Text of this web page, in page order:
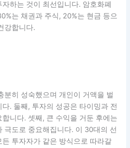
하는 것이 최선입니다. 암호화폐
는 채권과 주식, 20%는 현금 등으
강합니다.
분히 성숙했으며 개인이 거액을 벌
. 둘째, 투자의 성공은 타이밍과 전
니다. 셋째, 큰 수익을 거둔 후에는
극도로 중요해집니다. 이 30대의 선
투자자가 같은 방식으로 따라갈